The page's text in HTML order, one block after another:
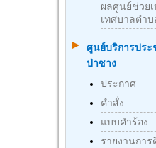
ผลศูนย์ช่วย
เทศบาลตำ
ศูนย์บริการปร
ป่าซาง
ประกาศ
คำสั่ง
แบบคำร้อง
รายงานกา